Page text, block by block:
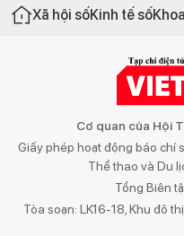
Xã hội sốKinh tế số
Cơ quan của Hội
Giấy phép hoạt động báo chí
Thể thao và Du
Tổng Biên
Tòa soạn: LK16-18, Khu đô